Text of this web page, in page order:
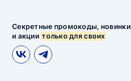
Секретные промокоды, новинки
и акциитолько для своих